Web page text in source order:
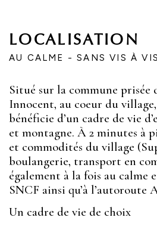
LOCALISATION
AU CALME - SANS VIS À VIS
Situé sur la commune prisée
Innocent, au coeur du
bénéficie d’un cadre de vie
et montagne. À 2 minutes à
et commodités du village
boulangerie, transport en
également à la fois au calme
SNCF ainsi qu’à l’autoroute
Un cadre de vie de choix